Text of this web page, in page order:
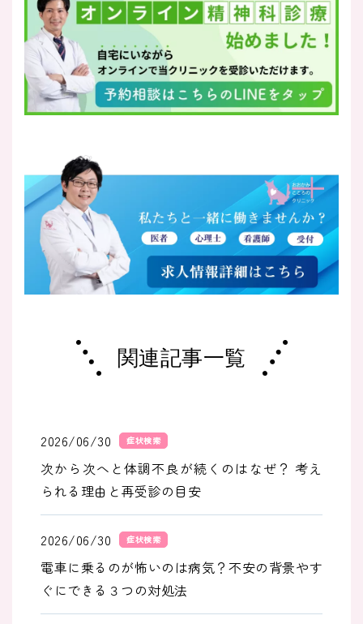
関連記事一覧
2026/06/30 症状検索
次から次へと体調不良が続くのはなぜ？ 考え
られる理由と再受診の目安
2026/06/30 症状検索
電車に乗るのが怖いのは病気？不安の背景やす
ぐにできる３つの対処法